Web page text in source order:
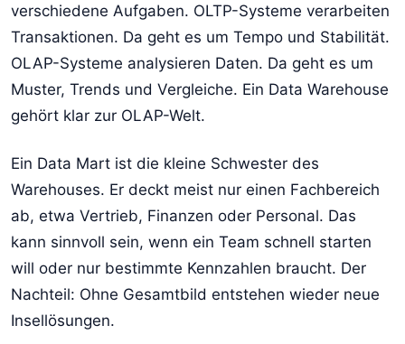
verschiedene Aufgaben. OLTP-Systeme verarbeiten
Transaktionen. Da geht es um Tempo und Stabilität.
OLAP-Systeme analysieren Daten. Da geht es um
Muster, Trends und Vergleiche. Ein Data Warehouse
gehört klar zur OLAP-Welt.
Ein Data Mart ist die kleine Schwester des
Warehouses. Er deckt meist nur einen Fachbereich
ab, etwa Vertrieb, Finanzen oder Personal. Das
kann sinnvoll sein, wenn ein Team schnell starten
will oder nur bestimmte Kennzahlen braucht. Der
Nachteil: Ohne Gesamtbild entstehen wieder neue
Insellösungen.